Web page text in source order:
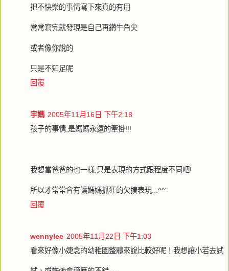
把不快樂的事情寫下來真的有用
常常寫完就發現是自己再鑽牛角尖
或者像你說的
只是不知足呢
回覆
宇媽 2005年11月16日 下午2:18
孩子的事情,是媽媽永遠的牽掛!!!
我想當爸爸的也一樣,只是表現的方式跟程度不同吧!
所以才常常會有讓媽媽抓狂的欠揍表現...^^"
回覆
wennylee 2005年11月22日 下午1:03
看來好像小婕念的幼稚園整體來說比較好呢！我想讓小若去試